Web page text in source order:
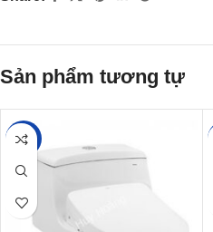
Sản phẩm tương tự
-18%